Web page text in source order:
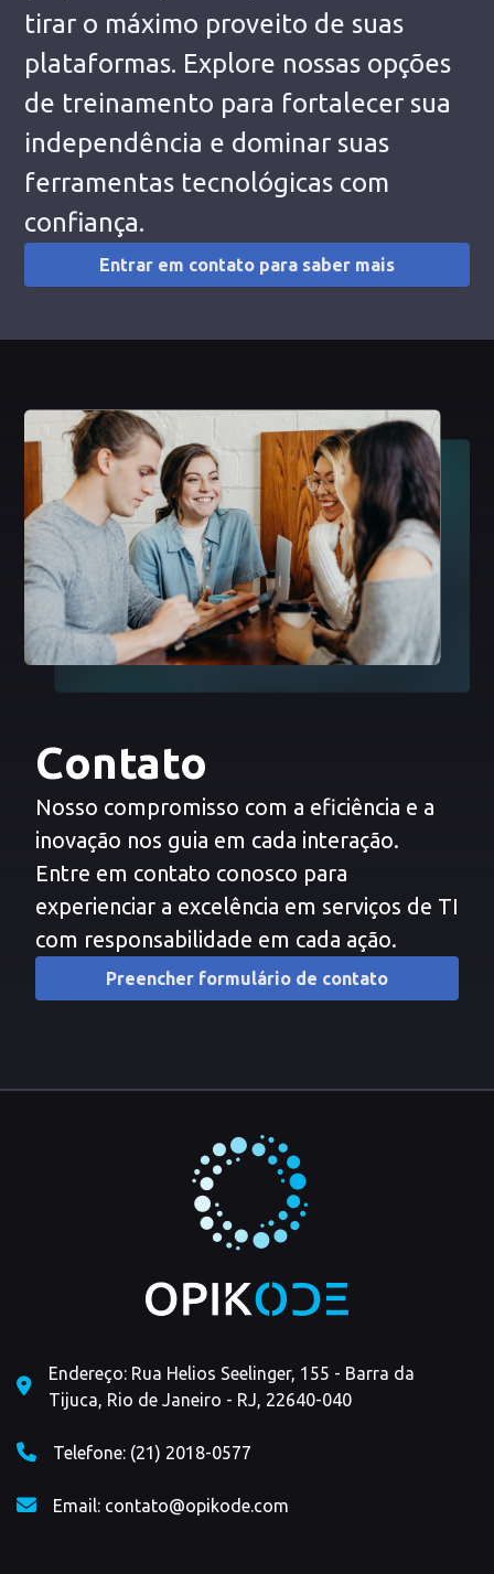
tirar o máximo proveito de suas
plataformas. Explore nossas opções
de treinamento para fortalecer sua
independência e dominar suas
ferramentas tecnológicas com
confiança.
Entrar em contato para saber mais
Contato
Nosso compromisso com a eficiência e a
inovação nos guia em cada interação.
Entre em contato conosco para
experienciar a excelência em serviços de TI
com responsabilidade em cada ação.
Preencher formulário de contato
Endereço: Rua Helios Seelinger, 155 - Barra da
Tijuca, Rio de Janeiro - RJ, 22640-040
Telefone: (21) 2018-0577
Email: contato@opikode.com